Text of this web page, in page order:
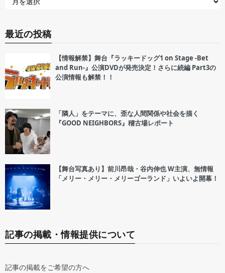
最近の投稿
【情報解禁】舞台『ラッキードッグ1 on Stage -Bet
and Run-』公演DVDが発売決定！さらに続編 Part3の
公演情報も解禁！！
「隣人」をテーマに、歪な人間関係や社会を描く
『GOOD NEIGHBORS』稽古場レポート
【舞台写真あり】前川昂哉・谷内伸也 W主演、無情報
「メリー・メリー・メリーゴーランド」いよいよ開幕！
記事の掲載・情報提供について
記事の掲載をご希望の方へ